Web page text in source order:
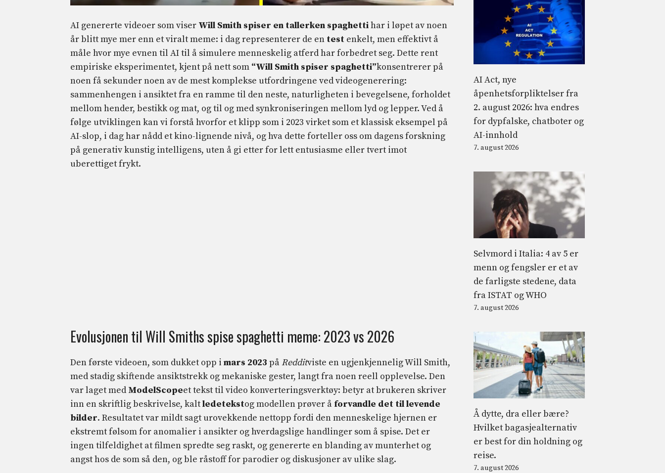
AI genererte videoer som viser Will Smith spiser en tallerken spaghettihar i løpet av noen
år blitt mye mer enn et viralt meme: i dag representerer de en test enkelt, men effektivt å
måle hvor mye evnen til AI til å simulere menneskelig atferd har forbedret seg. Dette rent
empiriske eksperimentet, kjent på nett som “Will Smith spiser spaghetti”konsentrerer på
noen få sekunder noen av de mest komplekse utfordringene ved videogenerering:
sammenhengen i ansiktet fra en ramme til den neste, naturligheten i bevegelsene, forholdet
mellom hender, bestikk og mat, og til og med synkroniseringen mellom lyd og lepper. Ved å
følge utviklingen kan vi forstå hvorfor et klipp som i 2023 virket som et klassisk eksempel på
AI-slop, i dag har nådd et kino-lignende nivå, og hva dette forteller oss om dagens forskning
på generativ kunstig intelligens, uten å gi etter for lett entusiasme eller tvert imot
uberettiget frykt.
Evolusjonen til Will Smiths spise spaghetti meme: 2023 vs 2026
Den første videoen, som dukket opp i mars 2023 på Redditviste en ugjenkjennelig Will Smith,
med stadig skiftende ansiktstrekk og mekaniske gester, langt fra noen reell opplevelse. Den
var laget med ModelScopeet tekst til video konverteringsverktøy: betyr at brukeren skriver
inn en skriftlig beskrivelse, kaltledetekstog modellen prøver å forvandle det til levende
bilder. Resultatet var mildt sagt urovekkende nettopp fordi den menneskelige hjernen er
ekstremt følsom for anomalier i ansikter og hverdagslige handlinger som å spise. Det er
ingen tilfeldighet at filmen spredte seg raskt, og genererte en blanding av munterhet og
angst hos de som så den, og ble råstoff for parodier og diskusjoner av ulike slag.
AI Act, nye
åpenhetsforpliktelser fra
2. august 2026: hva endres
for dypfalske, chatboter og
AI-innhold
7. august 2026
Selvmord i Italia: 4 av 5 er
menn og fengsler er et av
de farligste stedene, data
fra ISTAT og WHO
7. august 2026
Å dytte, dra eller bære?
Hvilket bagasjealternativ
er best for din holdning og
reise.
7. august 2026